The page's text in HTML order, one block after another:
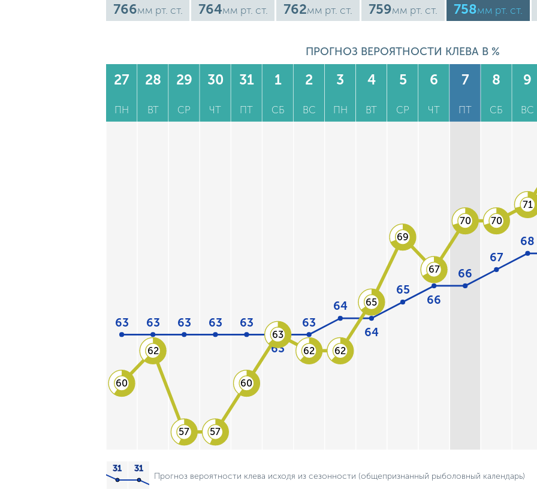
766мм рт. ст. 764мм рт. ст. 762мм рт. ст. 759мм рт. ст. 758мм рт. ст.
ПРОГНОЗ ВЕРОЯТНОСТИ КЛЕВА В %
27
ПН
28
ВТ
29
СР
30
ЧТ
31
ПТ
1
СБ
2
ВС
3
ПН
4
ВТ
5
СР
6
ЧТ
7
ПТ
8
СБ
9
ВС
63 63 63 63
63
63
63
64
64
65
66
66
67
68
60
62
57 57
60
63
62 62
65
69
67
70 70
71
Прогноз вероятности клева исходя из сезонности (общепризнанный рыболовный календарь)